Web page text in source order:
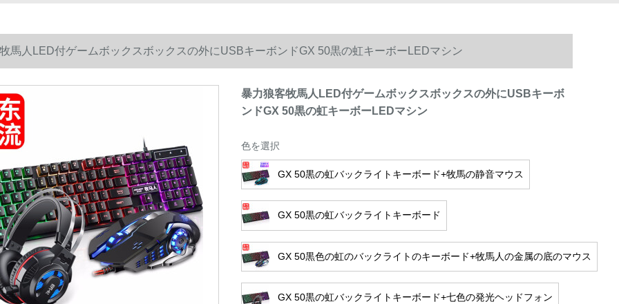
馬人LED付ゲームボックスボックスの外にUSBキーボンドGX 50黒の虹キーボーLEDマシン
暴力狼客牧馬人LED付ゲームボックスボックスの外にUSBキーボ
ンドGX 50黒の虹キーボーLEDマシン
色を選択
GX 50黒の虹バックライトキーボード+牧馬の静音マウス
GX 50黒の虹バックライトキーボード
GX 50黒色の虹のバックライトのキーボード+牧馬人の金属の底のマウス
GX 50黒の虹バックライトキーボード+七色の発光ヘッドフォン